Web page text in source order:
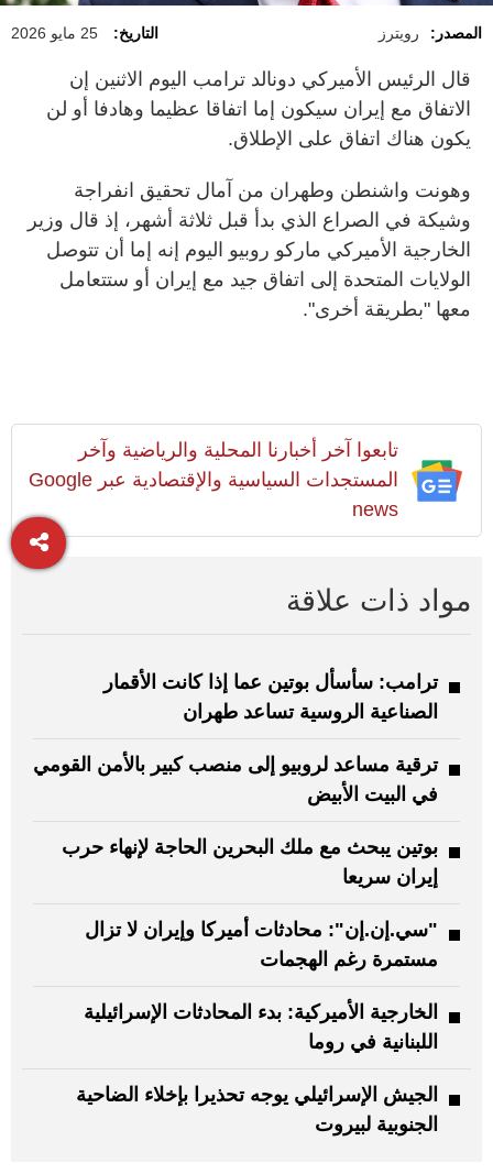
المصدر: رويترز التاريخ: 25 مايو 2026
قال الرئيس ‌الأميركي ​دونالد ترامب اليوم الاثنين إن
الاتفاق مع إيران سيكون إما اتفاقا عظيما وهادفا أو لن
‌يكون هناك اتفاق ‌على الإطلاق.
وهونت واشنطن ‌وطهران من ‌آمال تحقيق ‌انفراجة
وشيكة في ​الصراع الذي ‌بدأ ​قبل ثلاثة أشهر، إذ ​قال وزير
الخارجية الأميركي ماركو روبيو اليوم إنه إما أن تتوصل
الولايات المتحدة إلى اتفاق جيد ‌مع إيران أو ستتعامل ​
معها "بطريقة أخرى".
تابعوا آخر أخبارنا المحلية والرياضية وآخر
المستجدات السياسية والإقتصادية عبر Google
news
مواد ذات علاقة
ترامب: سأسأل بوتين عما إذا كانت الأقمار
الصناعية الروسية تساعد طهران
ترقية مساعد لروبيو إلى منصب كبير بالأمن القومي
في البيت الأبيض
بوتين يبحث مع ملك البحرين الحاجة لإنهاء حرب
إيران سريعا
"سي.إن.إن": محادثات أميركا وإيران لا تزال
مستمرة رغم الهجمات
الخارجية الأميركية: بدء المحادثات الإسرائيلية
اللبنانية في روما
الجيش الإسرائيلي يوجه تحذيرا بإخلاء الضاحية
الجنوبية لبيروت